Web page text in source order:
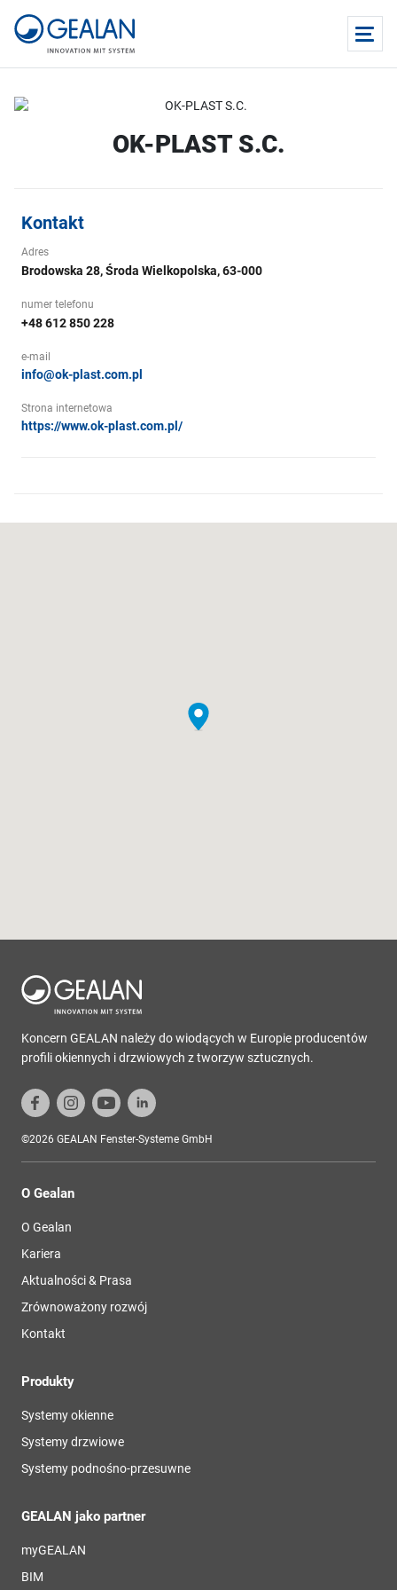
OK-PLAST S.C.
Kontakt
Adres
Brodowska 28, Środa Wielkopolska, 63-000
numer telefonu
+48 612 850 228
e-mail
info@ok-plast.com.pl
Strona internetowa
https://www.ok-plast.com.pl/
Koncern GEALAN należy do wiodących w Europie producentów
profili okiennych i drzwiowych z tworzyw sztucznych.
©2026 GEALAN Fenster-Systeme GmbH
O Gealan
O Gealan
Kariera
Aktualności & Prasa
Zrównoważony rozwój
Kontakt
Produkty
Systemy okienne
Systemy drzwiowe
Systemy podnośno-przesuwne
GEALAN jako partner
myGEALAN
BIM